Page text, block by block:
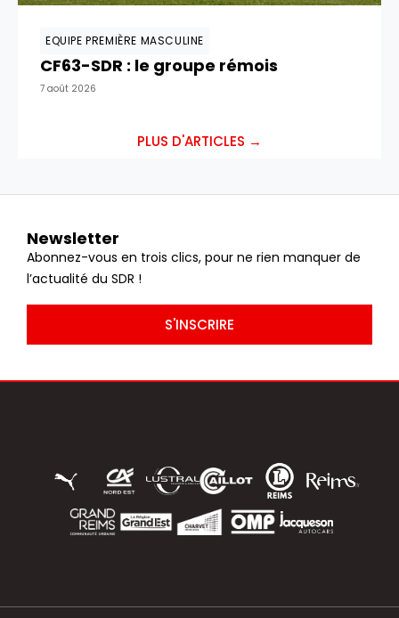
EQUIPE PREMIÈRE MASCULINE
CF63-SDR : le groupe rémois
7 août 2026
PLUS D'ARTICLES →
Newsletter
Abonnez-vous en trois clics, pour ne rien manquer de
l’actualité du SDR !
S'INSCRIRE